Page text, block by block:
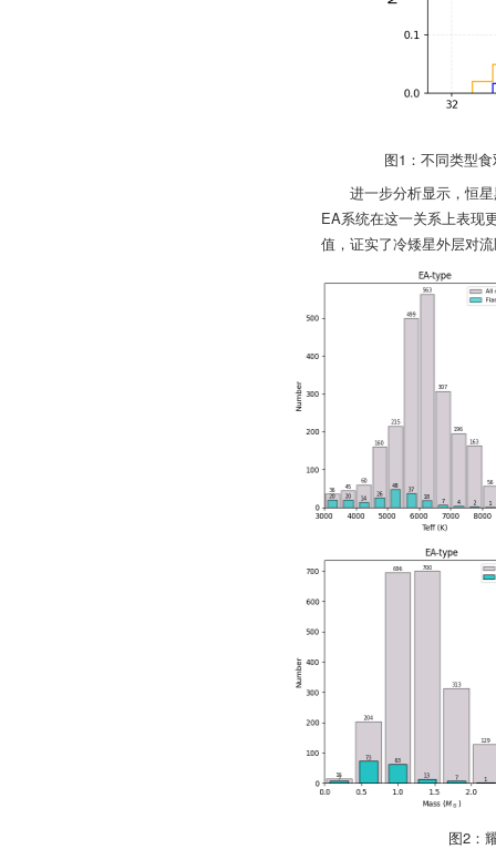
图1：不同类型
进一步分析显示，恒
EA系统在这一关系上表现
值，证实了冷矮星外层对
图2：